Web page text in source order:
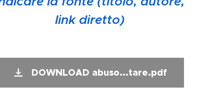
link diretto)
DOWNLOAD abuso...tare.pdf